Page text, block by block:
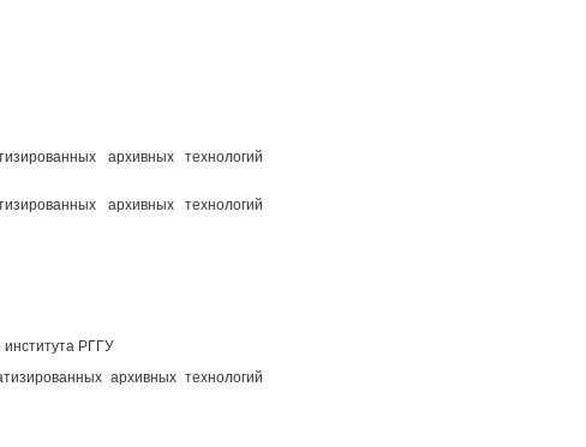
архивных технологий
архивных технологий
РГГУ
архивных технологий